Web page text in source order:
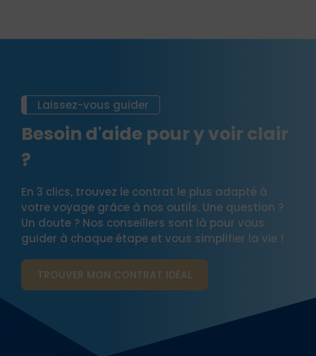
Laissez-vous guider
Besoin d'aide pour y voir clair
?
En 3 clics, trouvez le contrat le plus adapté à
votre voyage grâce à nos outils. Une question ?
Un doute ? Nos conseillers sont là pour vous
guider à chaque étape et vous simplifier la vie !
TROUVER MON CONTRAT​ IDÉAL